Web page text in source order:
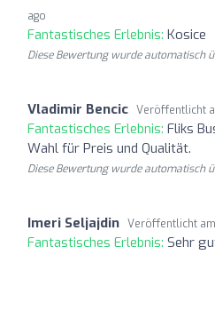
ago
Fantastisches Erlebnis: Kosice
Diese Bewertung wurde automatisch
Vladimir Bencic Veröffentlicht
Fantastisches Erlebnis: Fliks
Wahl für Preis und Qualität.
Diese Bewertung wurde automatisch
Imeri Seljajdin Veröffentlicht am
Fantastisches Erlebnis: Sehr